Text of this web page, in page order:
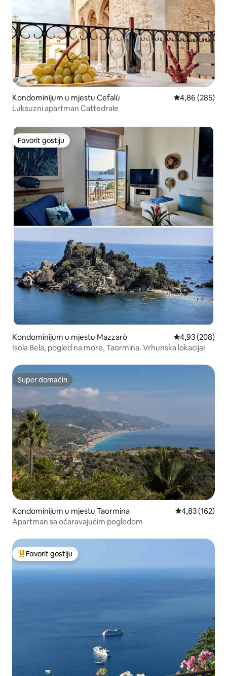
Kondominijum u mjestu Cefalù prosječna
4,86 (285)
Luksuzni apartman Cattedrale
Favorit gostiju
Favorit gostiju
Kondominijum u mjestu Mazzarò prosječna
4,93 (208)
Isola Bela, pogled na more, Taormina. Vrhunska lokacija!
Super domaćin
Super domaćin
Kondominijum u mjestu Taormina prosječna
4,83 (162)
Apartman sa očaravajućim pogledom
Glavni favorit gostiju
Favorit gostiju